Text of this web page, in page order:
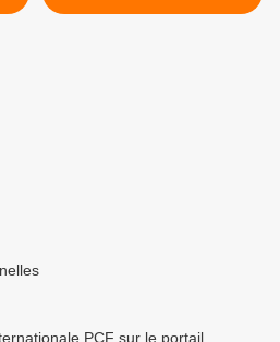
cubain mis à la rue par la
PCF sur le portail